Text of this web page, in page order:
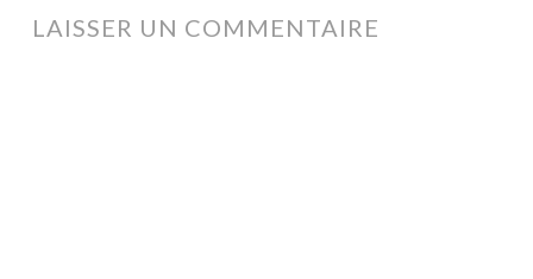
ARTICLES
LAISSER UN COMMENTAIRE